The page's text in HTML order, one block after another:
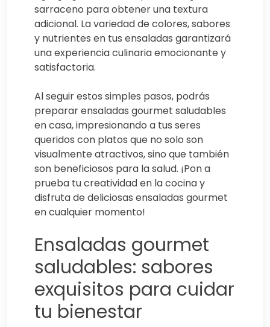
sarraceno para obtener una textura
adicional. La variedad de colores, sabores
y nutrientes en tus ensaladas garantizará
una experiencia culinaria emocionante y
satisfactoria.
Al seguir estos simples pasos, podrás
preparar ensaladas gourmet saludables
en casa, impresionando a tus seres
queridos con platos que no solo son
visualmente atractivos, sino que también
son beneficiosos para la salud. ¡Pon a
prueba tu creatividad en la cocina y
disfruta de deliciosas ensaladas gourmet
en cualquier momento!
Ensaladas gourmet
saludables: sabores
exquisitos para cuidar
tu bienestar